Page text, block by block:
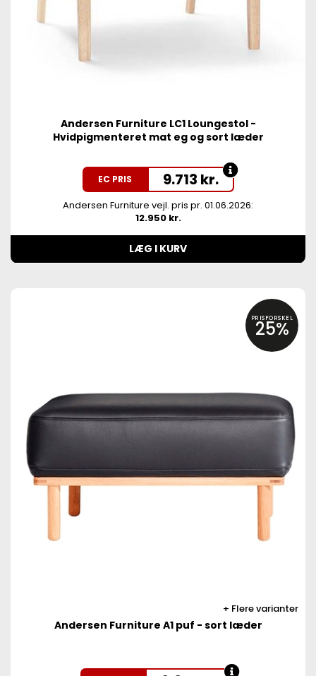
Andersen Furniture LC1 Loungestol -
Hvidpigmenteret mat eg og sort læder
EC PRIS 9.713 kr.
Andersen Furniture vejl. pris pr. 01.06.2026:
12.950 kr.
LÆG I KURV
PRISFORSKEL
25%
Flere varianter
Andersen Furniture A1 puf - sort læder